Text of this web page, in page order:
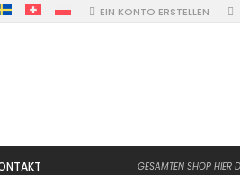
EIN KONTO ERSTELLEN